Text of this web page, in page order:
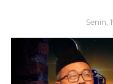
Senin,